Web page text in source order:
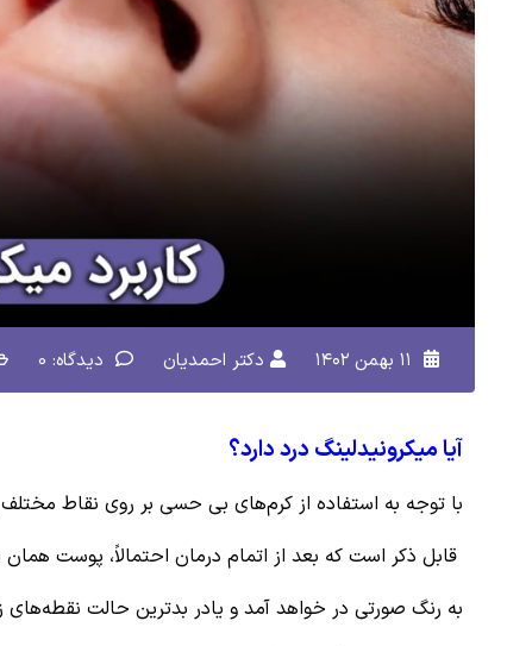
دکتر احمدیان دیدگاه: 0
آیا میکرونیدلینگ درد دارد؟
با توجه به استفاده از کرم‌های بی حسی بر روی نقاط مختلف
قابل ذکر است که بعد از اتمام درمان احتمالاً، پوست همان
به رنگ صورتی در خواهد آمد و یادر بدترین حالت